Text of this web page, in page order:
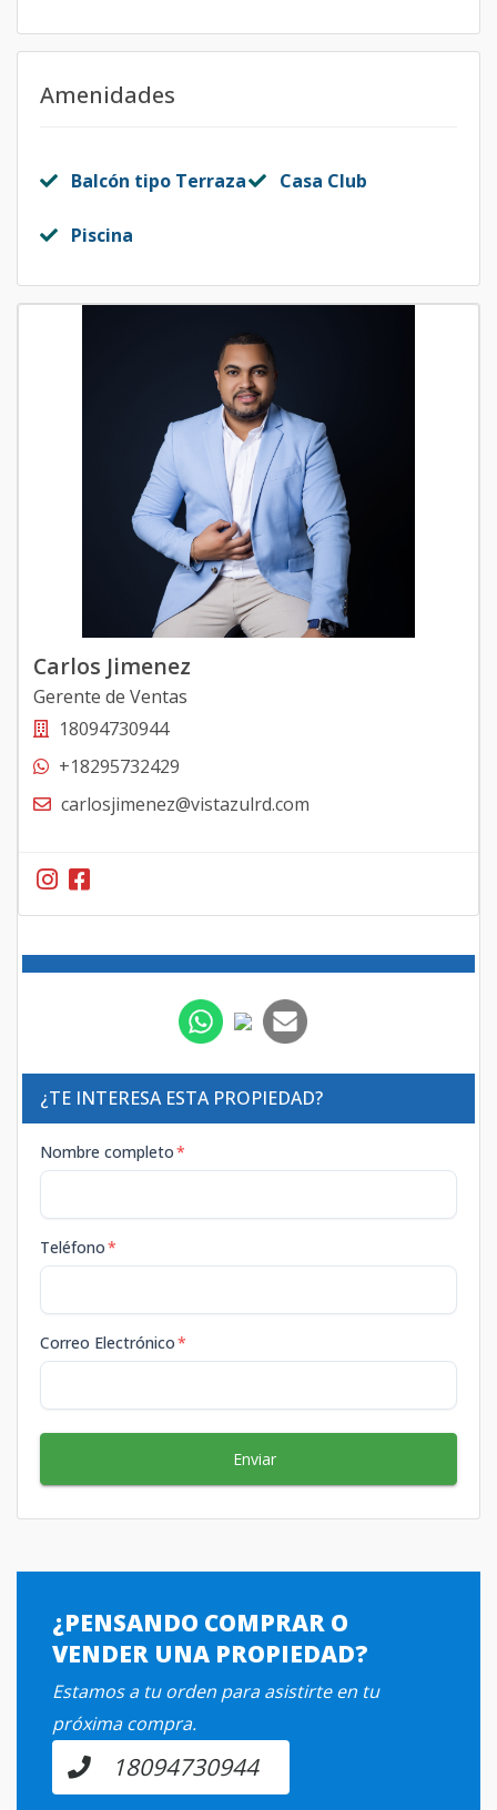
Amenidades
Balcón tipo Terraza Casa Club
Piscina
Carlos Jimenez
Gerente de Ventas
18094730944
+18295732429
carlosjimenez@vistazulrd.com
¿TE INTERESA ESTA PROPIEDAD?
Nombre completo*
Teléfono*
Correo Electrónico*
Enviar
¿PENSANDO COMPRAR O
VENDER UNA PROPIEDAD?
Estamos a tu orden para asistirte en tu
próxima compra.
18094730944